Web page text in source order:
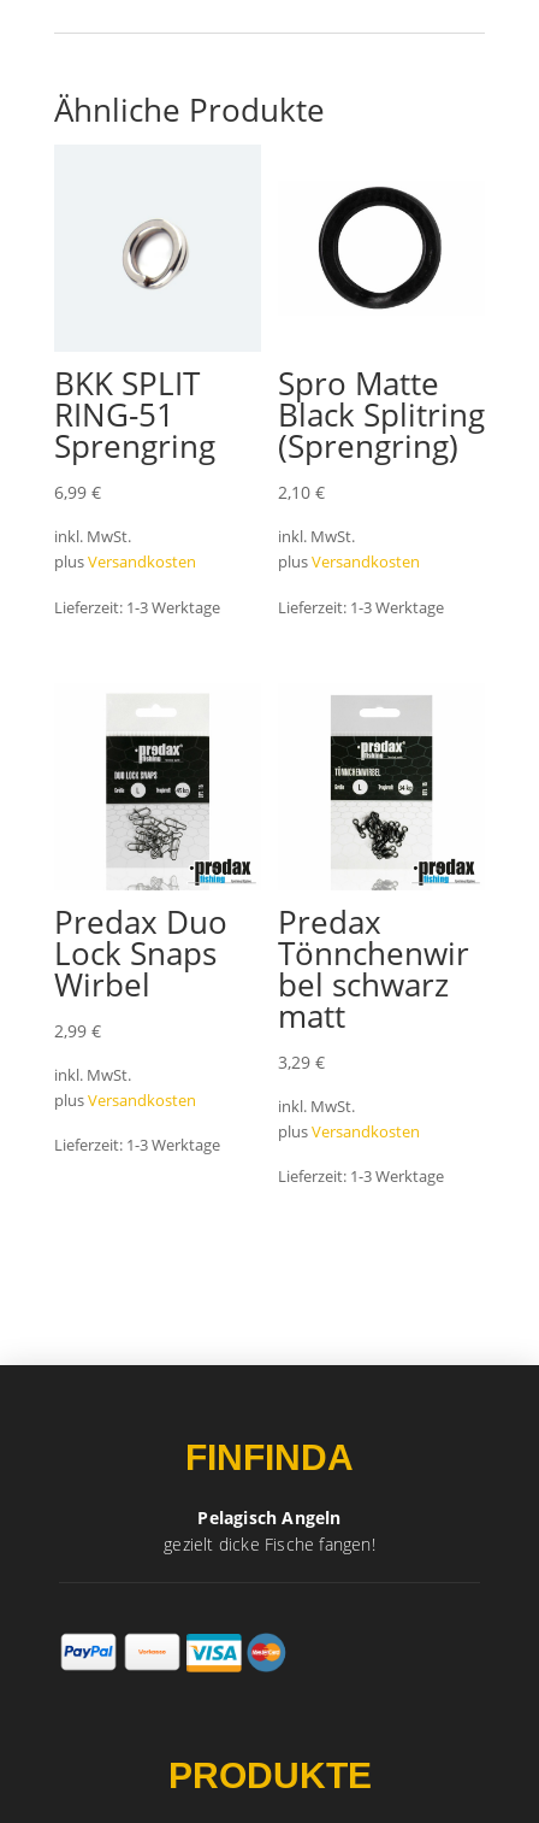
Ähnliche Produkte
BKK SPLIT
RING-51
Sprengring
6,99 €
inkl. MwSt.
plusVersandkosten
Lieferzeit: 1-3 Werktage
Spro Matte
Black Splitring
(Sprengring)
2,10€
inkl. MwSt.
plusVersandkosten
Lieferzeit: 1-3 Werktage
Predax Duo
Lock Snaps
Wirbel
2,99 €
inkl. MwSt.
plusVersandkosten
Lieferzeit: 1-3 Werktage
Predax
Tönnchenwir
bel schwarz
matt
3,29€
inkl. MwSt.
plusVersandkosten
Lieferzeit: 1-3 Werktage
FINFINDA
Pelagisch Angeln
gezielt dicke Fische fangen!
PRODUKTE